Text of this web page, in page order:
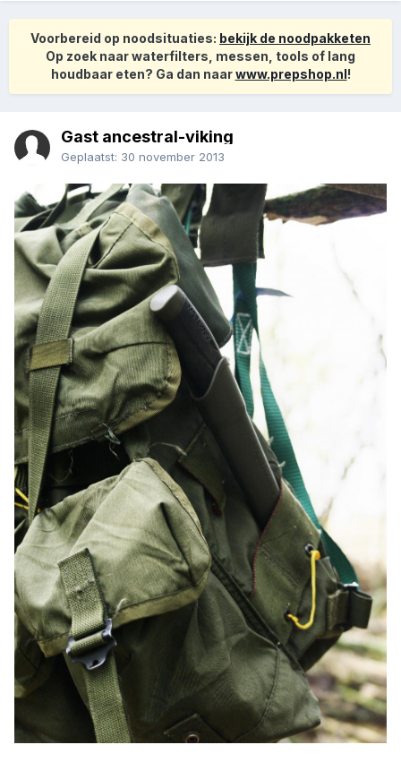
Voorbereid op noodsituaties: bekijk de noodpakketen
Op zoek naar waterfilters, messen, tools of lang
houdbaar eten? Ga dan naarwww.prepshop.nl!
Gast ancestral-viking
Geplaatst: 30 november 2013